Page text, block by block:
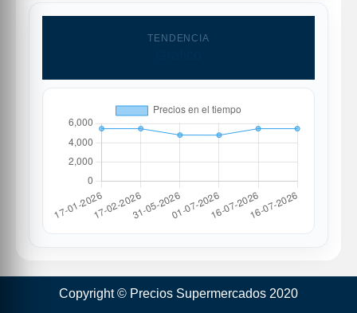
TENDENCIA
Copyright © Precios Supermercados 2020